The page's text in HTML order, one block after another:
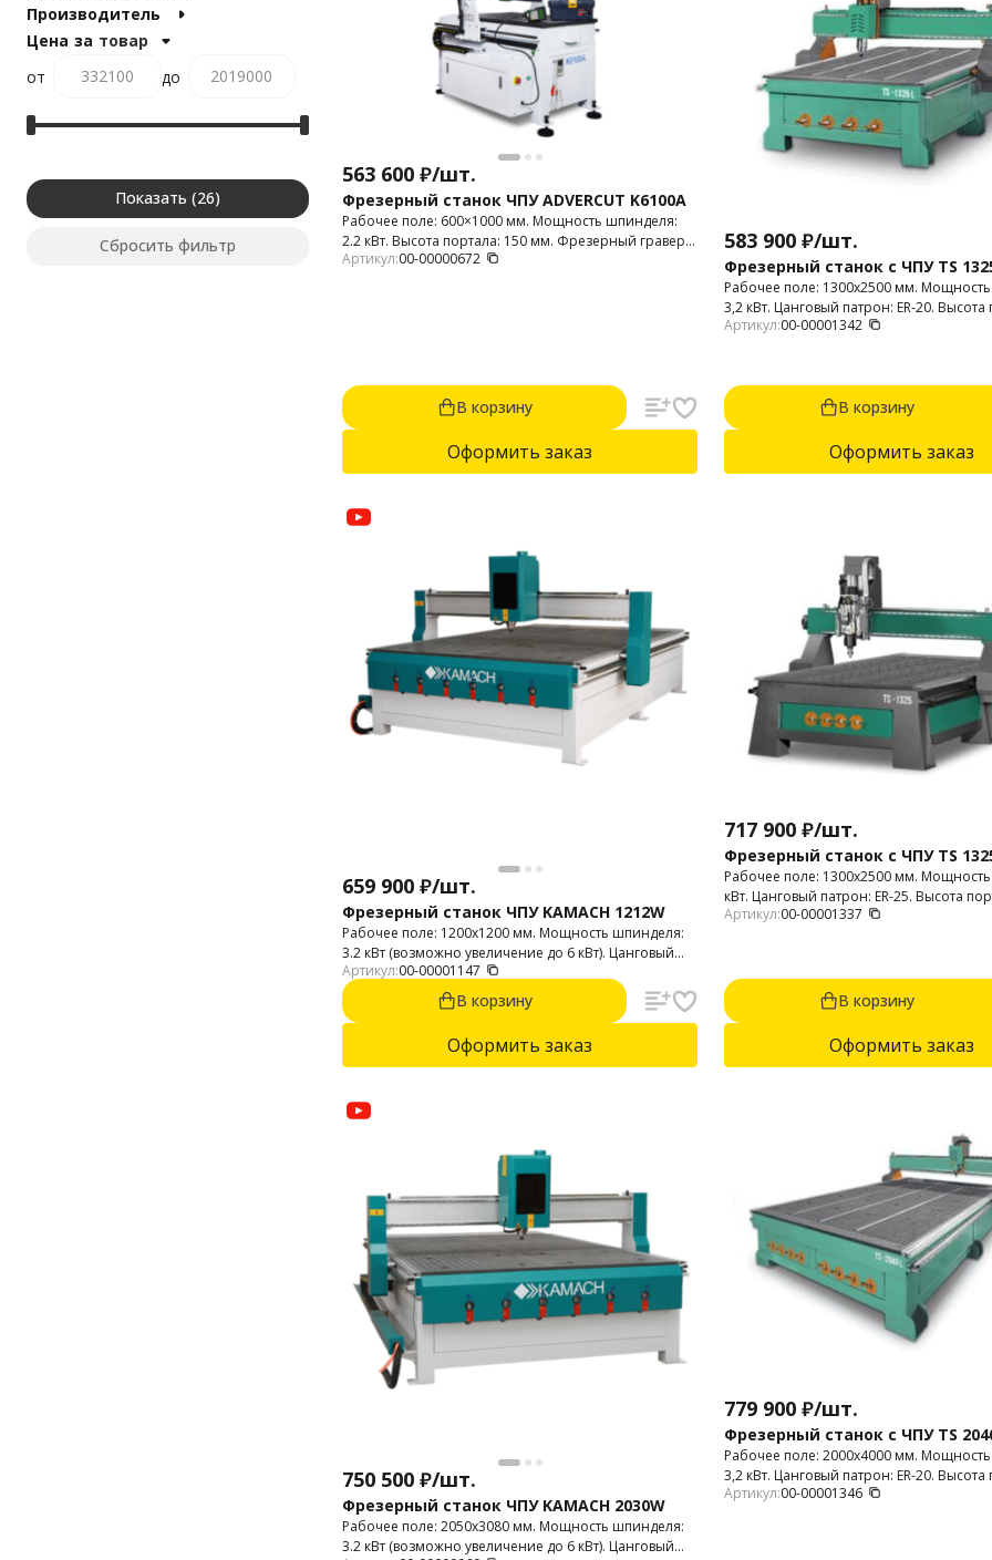
563 600 ₽/шт.
Фрезерный станок ЧПУ ADVERCUT K6100A
Рабочее поле: 600×1000 мм. Мощность шпинделя:
2.2 кВт. Высота портала: 150 мм. Фрезерный гравер
используется для 2D и 3D фрезерования пластика,
Артикул:00-00000672
В корзину
Оформить заказ
583 900 ₽/шт.
Фрезерный станок с ЧПУ TS
Рабочее поле: 1300х2500 мм.
3,2 кВт. Цанговый патрон: ER-20. Высота
мм.
Артикул:00-00001342
В корзину
Оформить заказ
659 900 ₽/шт.
Фрезерный станок ЧПУ KAMACH 1212W
Рабочее поле: 1200х1200 мм. Мощность шпинделя:
3.2 кВт (возможно увеличение до 6 кВт). Цанговый
патрон: ER-20. Высота портала: 140 мм.
Артикул:00-00001147
В корзину
Оформить заказ
717 900 ₽/шт.
Фрезерный станок с ЧПУ TS
Рабочее поле: 1300х2500 мм.
кВт. Цанговый патрон: ER-25. Высота
Артикул:00-00001337
В корзину
Оформить заказ
750 500 ₽/шт.
Фрезерный станок ЧПУ KAMACH 2030W
Рабочее поле: 2050х3080 мм. Мощность шпинделя:
3.2 кВт (возможно увеличение до 6 кВт). Цанговый
779 900 ₽/шт.
Фрезерный станок с ЧПУ TS
Рабочее поле: 2000х4000 мм.
3,2 кВт. Цанговый патрон: ER-20. Высота
мм.
Артикул:00-00001346
Производитель
Цена за товар
от
до
Показать
Сбросить фильтр